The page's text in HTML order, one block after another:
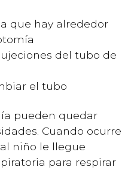
que hay alrededor
del tubo de
el tubo
pueden quedar
Cuando ocurre
niño le llegue
para respirar